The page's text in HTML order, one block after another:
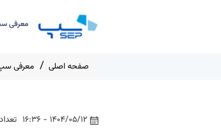
معرفی
صفحه اصلی معرفی
1404/05/12 - 16:36 تعداد